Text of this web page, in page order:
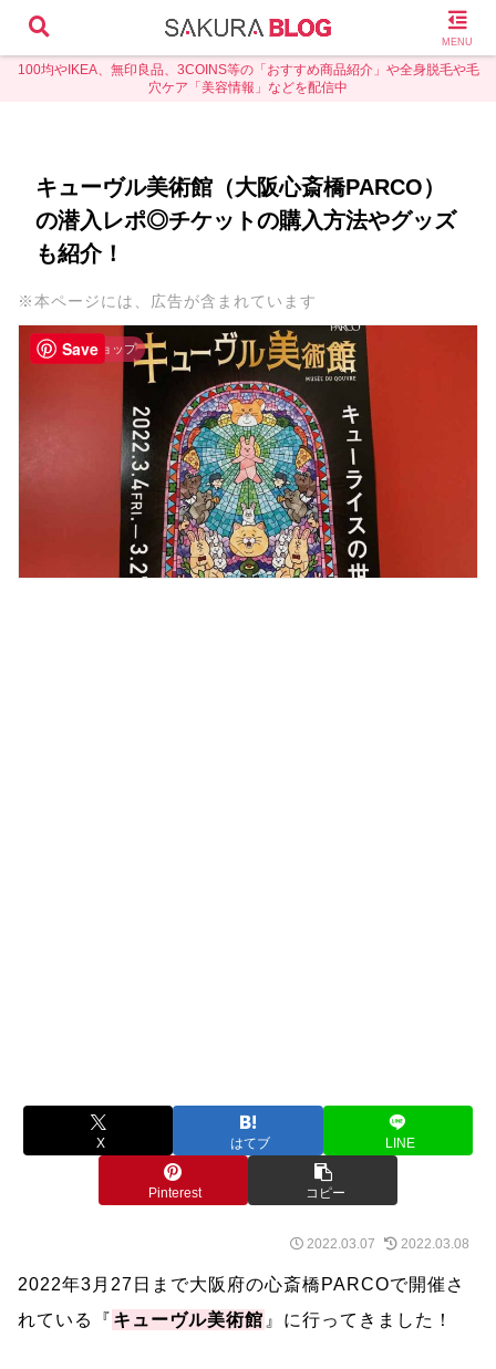
100均やIKEA、無印良品、3COINS等の「おすすめ商品紹介」や全身脱毛や毛
穴ケア「美容情報」などを配信中
キューヴル美術館（大阪心斎橋PARCO）
の潜入レポ◎チケットの購入方法やグッズ
も紹介！
※本ページには、広告が含まれています
その他のショップ
X はてブ LINE
Pinterest コピー
2022.03.07 2022.03.08
2022年3月27日まで大阪府の心斎橋PARCOで開催さ
れている『 キューヴル美術館 』に行ってきました！
MENU
Save